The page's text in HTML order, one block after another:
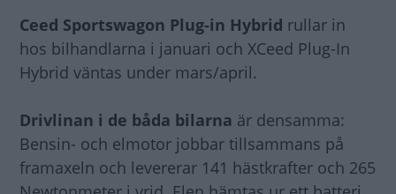
Ceed Sportswagon Plug-in Hybrid rullar in
hos bilhandlarna i januari och XCeed Plug-In
Hybrid väntas under mars/april.
Drivlinan i de båda bilarna är densamma:
Bensin- och elmotor jobbar tillsammans på
framaxeln och levererar 141 hästkrafter och 265